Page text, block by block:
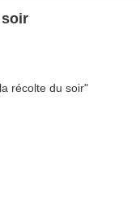
soir